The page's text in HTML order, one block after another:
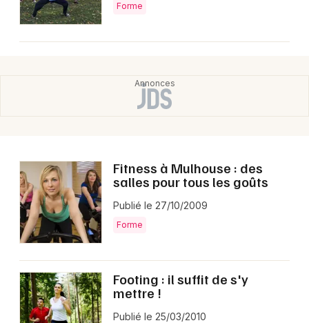
Forme
Fitness à Mulhouse : des
salles pour tous les goûts
Publié le 27/10/2009
Forme
Footing : il suffit de s'y
mettre !
Publié le 25/03/2010